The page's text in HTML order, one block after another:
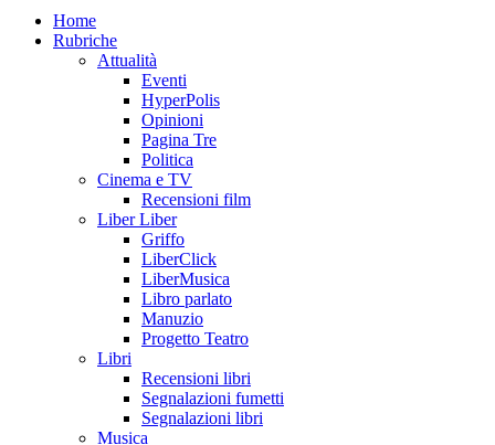
Home
Rubriche
Attualità
Eventi
HyperPolis
Opinioni
Pagina Tre
Politica
Cinema e TV
Recensioni film
Liber Liber
Griffo
LiberClick
LiberMusica
Libro parlato
Manuzio
Progetto Teatro
Libri
Recensioni libri
Segnalazioni fumetti
Segnalazioni libri
Musica